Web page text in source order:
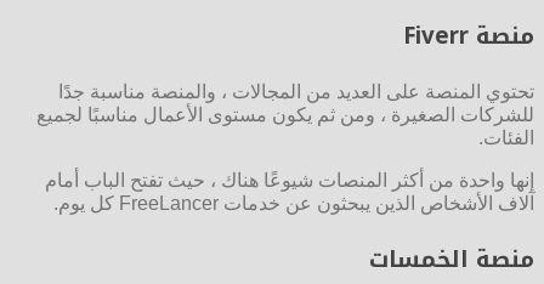
منصة Fiverr
تحتوي المنصة على العديد من المجالات ، والمنصة مناسبة جدًا
للشركات الصغيرة ، ومن ثم يكون مستوى الأعمال مناسبًا لجميع
الفئات.
إنها واحدة من أكثر المنصات شيوعًا هناك ، حيث تفتح الباب أمام
آلاف الأشخاص الذين يبحثون عن خدمات FreeLancer كل يوم.
منصة الخمسات